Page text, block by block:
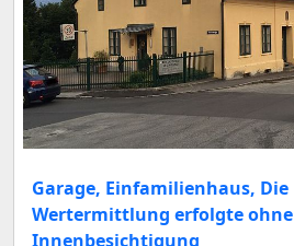
Garage, Einfamilienhaus, Die
Wertermittlung erfolgte ohne
Innenbesichtigung